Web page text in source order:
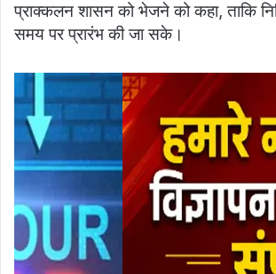
प्राक्कलन शासन को भेजने को कहा, ताकि
समय पर प्रारंभ की जा सके।